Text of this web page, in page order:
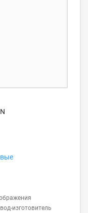
изготовитель